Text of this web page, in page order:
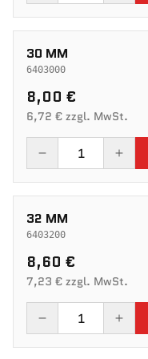
30 MM
6403000
8,00 €
6,72 € zzgl. MwSt.
32 MM
6403200
8,60 €
7,23 € zzgl. MwSt.